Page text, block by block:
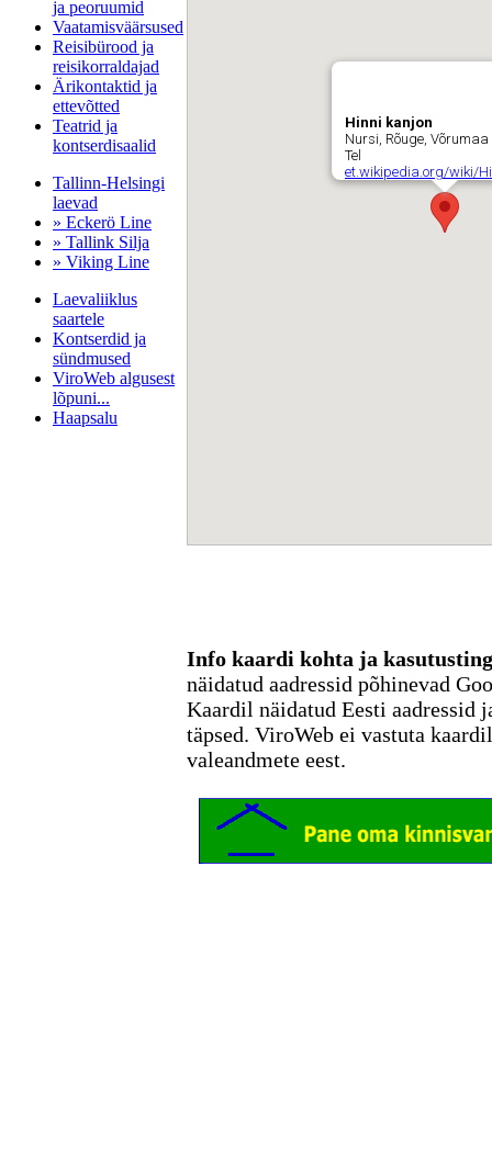
ja peoruumid
Vaatamisväärsused
Reisibürood ja
reisikorraldajad
Ärikontaktid ja
ettevõtted
Teatrid ja
kontserdisaalid
Tallinn-Helsingi
laevad
» Eckerö Line
» Tallink Silja
» Viking Line
Laevaliiklus
saartele
Kontserdid ja
sündmused
ViroWeb algusest
lõpuni...
Haapsalu
Hinni kanjon
Nursi, Rõuge, Võrumaa
Tel
et.wikipedia.org/wiki/
Info kaardi kohta ja
näidatud aadressid põhinevad
Kaardil näidatud Eesti aadressid
täpsed. ViroWeb ei vastuta
valeandmete eest.